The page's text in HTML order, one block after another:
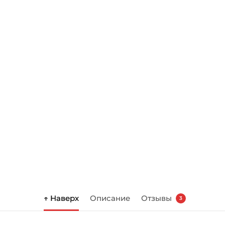
↑ Наверх Описание Отзывы 3